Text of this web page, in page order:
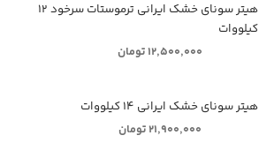
هیتر سونای خشک ایرانی ترموستات سرخود ۱۲
کیلووات
۱۲,۵۰۰,۰۰۰ تومان
هیتر سونای خشک ایرانی ۱۴ کیلووات
۲۱,۹۰۰,۰۰۰ تومان